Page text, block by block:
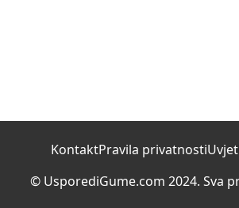
KontaktPravila privatnosti
© UsporediGume.com 2024. Sva